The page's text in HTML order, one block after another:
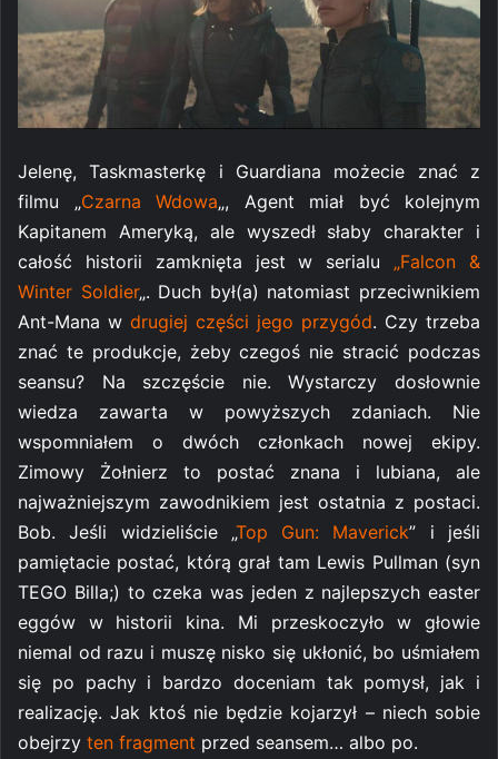
Jelenę, Taskmasterkę i Guardiana możecie znać z
filmu „Czarna Wdowa„, Agent miał być kolejnym
Kapitanem Ameryką, ale wyszedł słaby charakter i
całość historii zamknięta jest w serialu „Falcon &
Winter Soldier„. Duch był(a) natomiast przeciwnikiem
Ant-Mana w drugiej części jego przygód. Czy trzeba
znać te produkcje, żeby czegoś nie stracić podczas
seansu? Na szczęście nie. Wystarczy dosłownie
wiedza zawarta w powyższych zdaniach. Nie
wspomniałem o dwóch członkach nowej ekipy.
Zimowy Żołnierz to postać znana i lubiana, ale
najważniejszym zawodnikiem jest ostatnia z postaci.
Bob. Jeśli widzieliście „Top Gun: Maverick” i jeśli
pamiętacie postać, którą grał tam Lewis Pullman (syn
TEGO Billa;) to czeka was jeden z najlepszych easter
eggów w historii kina. Mi przeskoczyło w głowie
niemal od razu i muszę nisko się ukłonić, bo uśmiałem
się po pachy i bardzo doceniam tak pomysł, jak i
realizację. Jak ktoś nie będzie kojarzył – niech sobie
obejrzy ten fragment przed seansem… albo po.